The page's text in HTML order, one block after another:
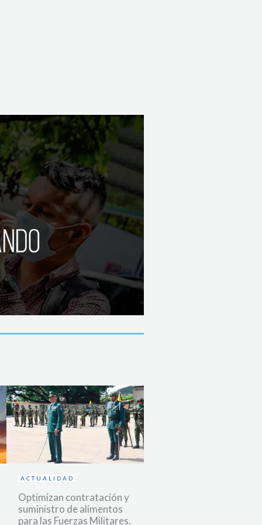
ACTUALIDAD
Optimizan contratación y
suministro de alimentos
para las Fuerzas Militares.